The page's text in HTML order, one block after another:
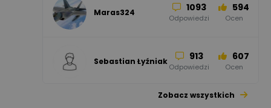
Maras324 1093
Odpowiedzi
594
Ocen
Sebastian Łyźniak 913
Odpowiedzi
607
Ocen
Zobacz wszystkich